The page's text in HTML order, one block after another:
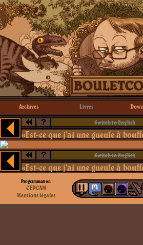
Archives Livres
? Switch to English
? Switch to English
Programmation
CEPCAM
Mentions légales